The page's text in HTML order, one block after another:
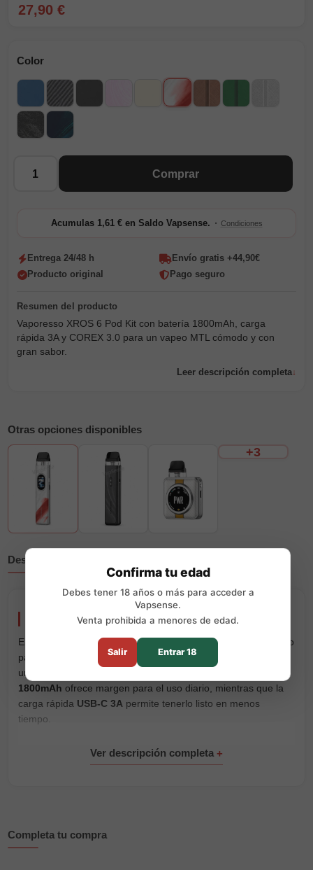
27,90 €
Color
Comprar
Acumulas 1,61 € en Saldo Vapsense. · Condiciones
Entrega 24/48 h
Envío gratis +44,90€
Producto original
Pago seguro
Vaporesso XROS 6 Pod Kit con batería 1800mAh, carga
rápida 3A y COREX 3.0 para un vapeo MTL cómodo y con
gran sabor.
Leer descripción completa
Otras opciones disponibles
+3
Descripción
Vaporesso XROS 6 Pod Kit
El Vaporesso XROS 6 Pod Kit
es un pod recargable pensado
para quienes buscan un vapeo cómodo, buena autonomía y
una calada MTL con sabor estable. Su batería integrada de
1800mAh ofrece margen para el uso diario, mientras que la
carga rápida USB-C 3A permite tenerlo listo en menos
tiempo.
entrega de sabor y consigue una calada más suave y
Su pantalla
forma clara, y el sistema
Completa tu compra
Confirma tu edad
Debes tener 18 años o más para acceder a
Vapsense.
Venta prohibida a menores de edad.
Salir Entrar 18